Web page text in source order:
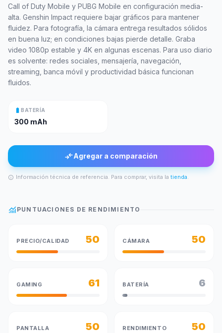
Call of Duty Mobile y PUBG Mobile en configuración media-
alta. Genshin Impact requiere bajar gráficos para mantener
fluidez. Para fotografía, la cámara entrega resultados sólidos
en buena luz; en condiciones bajas pierde detalle. Graba
video 1080p estable y 4K en algunas escenas. Para uso diario
es solvente: redes sociales, mensajería, navegación,
streaming, banca móvil y productividad básica funcionan
fluidos.
battery_full BATERÍA
300 mAh
compare_arrowsAgregar a comparación
info Información técnica de referencia. Para comprar, visita la tienda.
monitoring PUNTUACIONES DE RENDIMIENTO
PRECIO/CALIDAD 50 CÁMARA 50
GAMING 61 BATERÍA 6
PANTALLA 50 RENDIMIENTO 50